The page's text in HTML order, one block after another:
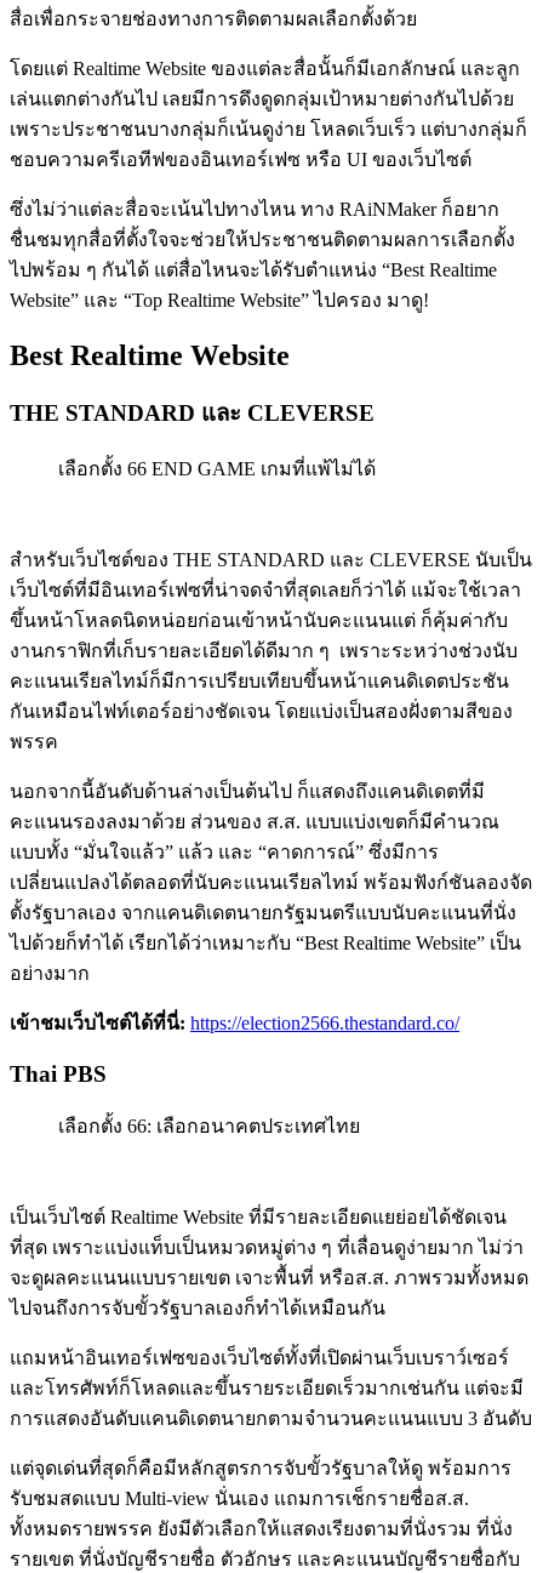
สื่อเพื่อกระจายช่องทางการติดตามผลเลือกตั้งด้วย
โดยแต่ Realtime Website ของแต่ละสื่อนั้นก็มีเอกลักษณ์ และลูก
เล่นแตกต่างกันไป เลยมีการดึงดูดกลุ่มเป้าหมายต่างกันไปด้วย
เพราะประชาชนบางกลุ่มก็เน้นดูง่าย โหลดเว็บเร็ว แต่บางกลุ่มก็
ชอบความครีเอทีฟของอินเทอร์เฟซ หรือ UI ของเว็บไซต์
ซึ่งไม่ว่าแต่ละสื่อจะเน้นไปทางไหน ทาง RAiNMaker ก็อยาก
ชื่นชมทุกสื่อที่ตั้งใจจะช่วยให้ประชาชนติดตามผลการเลือกตั้ง
ไปพร้อม ๆ กันได้ แต่สื่อไหนจะได้รับตำแหน่ง “Best Realtime
Website” และ “Top Realtime Website” ไปครอง มาดู!
Best Realtime Website
THE STANDARD และ CLEVERSE
เลือกตั้ง 66 END GAME เกมที่แพ้ไม่ได้
สำหรับเว็บไซต์ของ THE STANDARD และ CLEVERSE นับเป็น
เว็บไซต์ที่มีอินเทอร์เฟซที่น่าจดจำที่สุดเลยก็ว่าได้ แม้จะใช้เวลา
ขึ้นหน้าโหลดนิดหน่อยก่อนเข้าหน้านับคะแนนแต่ ก็คุ้มค่ากับ
งานกราฟิกที่เก็บรายละเอียดได้ดีมาก ๆ เพราะระหว่างช่วงนับ
คะแนนเรียลไทม์ก็มีการเปรียบเทียบขึ้นหน้าแคนดิเดตประชัน
กันเหมือนไฟท์เตอร์อย่างชัดเจน โดยแบ่งเป็นสองฝั่งตามสีของ
พรรค
นอกจากนี้อันดับด้านล่างเป็นต้นไป ก็แสดงถึงแคนดิเดตที่มี
คะแนนรองลงมาด้วย ส่วนของ ส.ส. แบบแบ่งเขตก็มีคำนวณ
แบบทั้ง “มั่นใจแล้ว” แล้ว และ “คาดการณ์” ซึ่งมีการ
เปลี่ยนแปลงได้ตลอดที่นับคะแนนเรียลไทม์ พร้อมฟังก์ชันลองจัด
ตั้งรัฐบาลเอง จากแคนดิเดตนายกรัฐมนตรีแบบนับคะแนนที่นั่ง
ไปด้วยก็ทำได้ เรียกได้ว่าเหมาะกับ “Best Realtime Website” เป็น
อย่างมาก
เข้าชมเว็บไซต์ได้ที่นี่: https://election2566.thestandard.co/
Thai PBS
เลือกตั้ง 66: เลือกอนาคตประเทศไทย
เป็นเว็บไซต์ Realtime Website ที่มีรายละเอียดแยย่อยได้ชัดเจน
ที่สุด เพราะแบ่งแท็บเป็นหมวดหมู่ต่าง ๆ ที่เลื่อนดูง่ายมาก ไม่ว่า
จะดูผลคะแนนแบบรายเขต เจาะพื้นที่ หรือส.ส. ภาพรวมทั้งหมด
ไปจนถึงการจับขั้วรัฐบาลเองก็ทำได้เหมือนกัน
แถมหน้าอินเทอร์เฟซของเว็บไซต์ทั้งที่เปิดผ่านเว็บเบราว์เซอร์
และโทรศัพท์ก็โหลดและขึ้นรายระเอียดเร็วมากเช่นกัน แต่จะมี
การแสดงอันดับแคนดิเดตนายกตามจำนวนคะแนนแบบ 3 อันดับ
แต่จุดเด่นที่สุดก็คือมีหลักสูตรการจับขั้วรัฐบาลให้ดู พร้อมการ
รับชมสดแบบ Multi-view นั่นเอง แถมการเช็กรายชื่อส.ส.
ทั้งหมดรายพรรค ยังมีตัวเลือกให้แสดงเรียงตามที่นั่งรวม ที่นั่ง
รายเขต ที่นั่งบัญชีรายชื่อ ตัวอักษร และคะแนนบัญชีรายชื่อกับ